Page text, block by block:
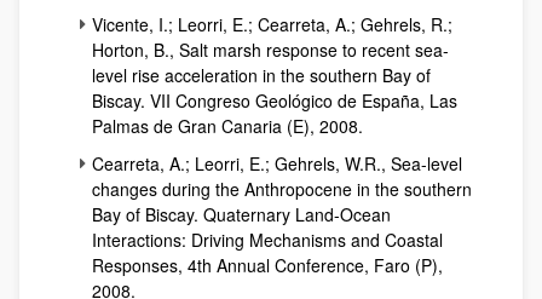
Vicente, I.; Leorri, E.; Cearreta, A.; Gehrels, R.;
Horton, B., Salt marsh response to recent sea-
level rise acceleration in the southern Bay of
Biscay. VII Congreso Geológico de España, Las
Palmas de Gran Canaria (E), 2008.
Cearreta, A.; Leorri, E.; Gehrels, W.R., Sea-level
changes during the Anthropocene in the southern
Bay of Biscay. Quaternary Land-Ocean
Interactions: Driving Mechanisms and Coastal
Responses, 4th Annual Conference, Faro (P),
2008.